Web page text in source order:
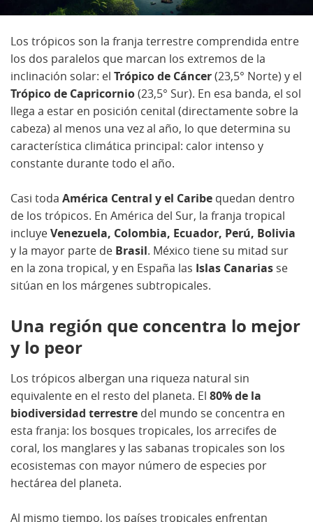
Los trópicos son la franja terrestre comprendida entre
los dos paralelos que marcan los extremos de la
inclinación solar: el Trópico de Cáncer(23,5° Norte) y el
Trópico de Capricornio(23,5° Sur). En esa banda, el sol
llega a estar en posición cenital (directamente sobre la
cabeza) al menos una vez al año, lo que determina su
característica climática principal: calor intenso y
constante durante todo el año.
Casi toda América Central y el Caribe quedan dentro
de los trópicos. En América del Sur, la franja tropical
incluyeVenezuela, Colombia, Ecuador, Perú, Bolivia
y la mayor parte de Brasil. México tiene su mitad sur
en la zona tropical, y en España las Islas Canarias se
sitúan en los márgenes subtropicales.
Una región que concentra lo mejor
y lo peor
Los trópicos albergan una riqueza natural sin
equivalente en el resto del planeta. El 80% de la
biodiversidad terrestre del mundo se concentra en
esta franja: los bosques tropicales, los arrecifes de
coral, los manglares y las sabanas tropicales son los
ecosistemas con mayor número de especies por
hectárea del planeta.
Al mismo tiempo, los países tropicales enfrentan